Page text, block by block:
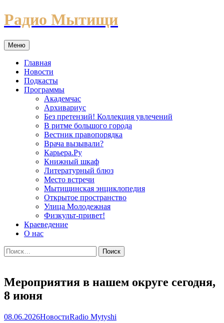
Перейти
к
Радио Мытищи
Меню
Главная
Новости
Подкасты
Программы
Академчас
Архивариус
Без претензий! Коллекция увлечений
В ритме большого города
Вестник правопорядка
Врача вызывали?
Карьера.Ру
Книжный шкаф
Литературный блюз
Место встречи
Мытищинская энциклопедия
Открытое пространство
Улица Молодежная
Физкульт-привет!
Краеведение
О нас
Найти:
Мероприятия в нашем округе сегодня,
8 июня
08.06.2026НовостиRadio Mytyshi